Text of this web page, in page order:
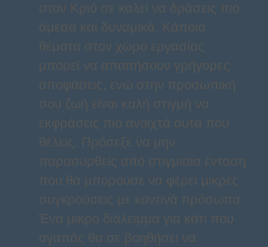
στον Κριό σε καλεί να δράσεις πιο
άμεσα και δυναμικά. Κάποια
θέματα στον χώρο εργασίας
μπορεί να απαιτήσουν γρήγορες
αποφάσεις, ενώ στην προσωπική
σου ζωή είναι καλή στιγμή να
εκφράσεις πιο ανοιχτά αυτά που
θέλεις. Πρόσεξε να μην
παρασυρθείς από στιγμιαία ένταση
που θα μπορούσε να φέρει μικρές
συγκρούσεις με κοντινά πρόσωπα.
Ένα μικρό διάλειμμα για κάτι που
αγαπάς θα σε βοηθήσει να